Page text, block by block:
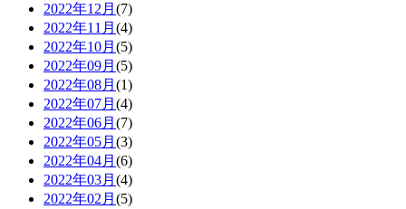
2022年12月 (7)
2022年11月 (4)
2022年10月 (5)
2022年09月 (5)
2022年08月 (1)
2022年07月 (4)
2022年06月 (7)
2022年05月 (3)
2022年04月 (6)
2022年03月 (4)
2022年02月 (5)